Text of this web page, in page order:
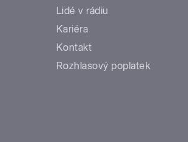
Lidé v rádiu
Kariéra
Kontakt
Rozhlasový poplatek